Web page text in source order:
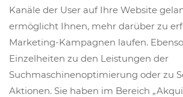
Kanäle der User auf Ihre Website
ermöglicht Ihnen, mehr darüber zu
Marketing-Kampagnen laufen.
Einzelheiten zu den Leistungen der
Suchmaschinenoptimierung oder zu
Aktionen. Sie haben im Bereich